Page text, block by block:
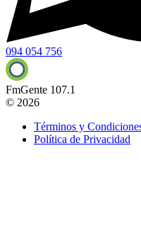
094 054 756
FmGente 107.1
© 2026
Términos y
Política de Privacidad